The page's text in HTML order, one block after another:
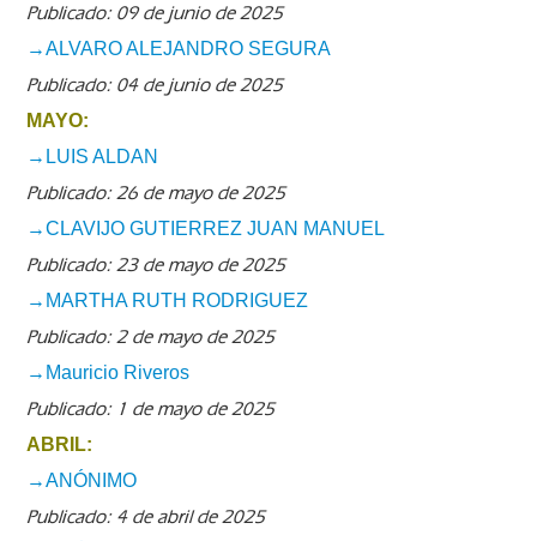
Publicado: 09 de junio de 2025
→ALVARO ALEJANDRO SEGURA
Publicado: 04 de junio de 2025
MAYO:
→LUIS ALDAN
Publicado: 26 de mayo de 2025
→CLAVIJO GUTIERREZ JUAN MANUEL
Publicado: 23 de mayo de 2025
→MARTHA RUTH RODRIGUEZ
Publicado: 2 de mayo de 2025
→Mauricio Riveros
Publicado: 1 de mayo de 2025
ABRIL:
→ANÓNIMO
Publicado: 4 de abril de 2025